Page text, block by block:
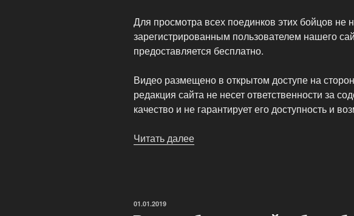
Для просмотра всех поединков этих бойцов не
зарегистрированным пользователем нашего
предоставляется бесплатно.
Видео размещено в открытом доступе на
редакция сайта не несет ответственности за
качество и не гарантирует его доступность и
Читать далее
ОПУБЛИКОВАНО
01.01.2019